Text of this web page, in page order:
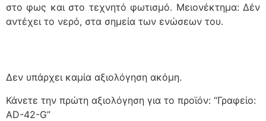
στο φως και στο τεχνητό φωτισμό. Μειονέκτημα: Δέν
αντέχει το νερό, στα σημεία των ενώσεων του.
Δεν υπάρχει καμία αξιολόγηση ακόμη.
Κάνετε την πρώτη αξιολόγηση για το προϊόν: “Γραφείο:
AD-42-G”